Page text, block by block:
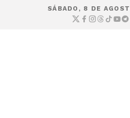
SÁBADO, 8 DE